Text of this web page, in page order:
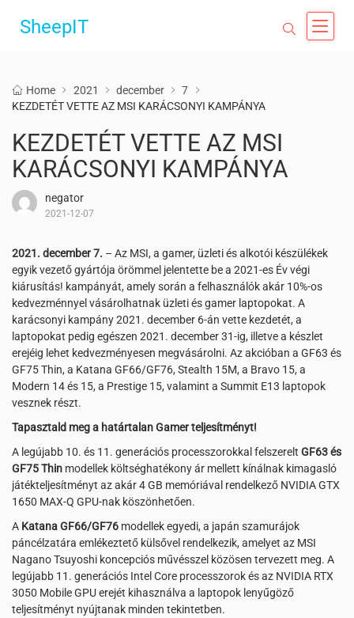
SheepIT
Home 2021 december
7
KEZDETÉT VETTE AZ MSI KARÁCSONYI KAMPÁNYA
KEZDETÉT VETTE AZ MSI
KARÁCSONYI KAMPÁNYA
negator
2021-12-07
2021. december 7. – Az MSI, a gamer, üzleti és alkotói készülékek
egyik vezető gyártója örömmel jelentette be a 2021-es Év végi
kiárusítás! kampányát, amely során a felhasználók akár 10%-os
kedvezménnyel vásárolhatnak üzleti és gamer laptopokat. A
karácsonyi kampány 2021. december 6-án vette kezdetét, a
laptopokat pedig egészen 2021. december 31-ig, illetve a készlet
erejéig lehet kedvezményesen megvásárolni. Az akcióban a GF63 és
GF75 Thin, a Katana GF66/GF76, Stealth 15M, a Bravo 15, a
Modern 14 és 15, a Prestige 15, valamint a Summit E13 laptopok
vesznek részt.
Tapasztald meg a határtalan Gamer teljesítményt!
A legújabb 10. és 11. generációs processzorokkal felszerelt GF63 és
GF75 Thin modellek költséghatékony ár mellett kínálnak kimagasló
játékteljesítményt az akár 4 GB memóriával rendelkező NVIDIA GTX
1650 MAX-Q GPU-nak köszönhetően.
A Katana GF66/GF76 modellek egyedi, a japán szamurájok
páncélzatára emlékeztető külsővel rendelkezik, amelyet az MSI
Nagano Tsuyoshi koncepciós művésszel közösen tervezett meg. A
legújabb 11. generációs Intel Core processzorok és az NVIDIA RTX
3050 Mobile GPU erejét kihasználva a laptopok lenyűgöző
teljesítményt nyújtanak minden tekintetben.